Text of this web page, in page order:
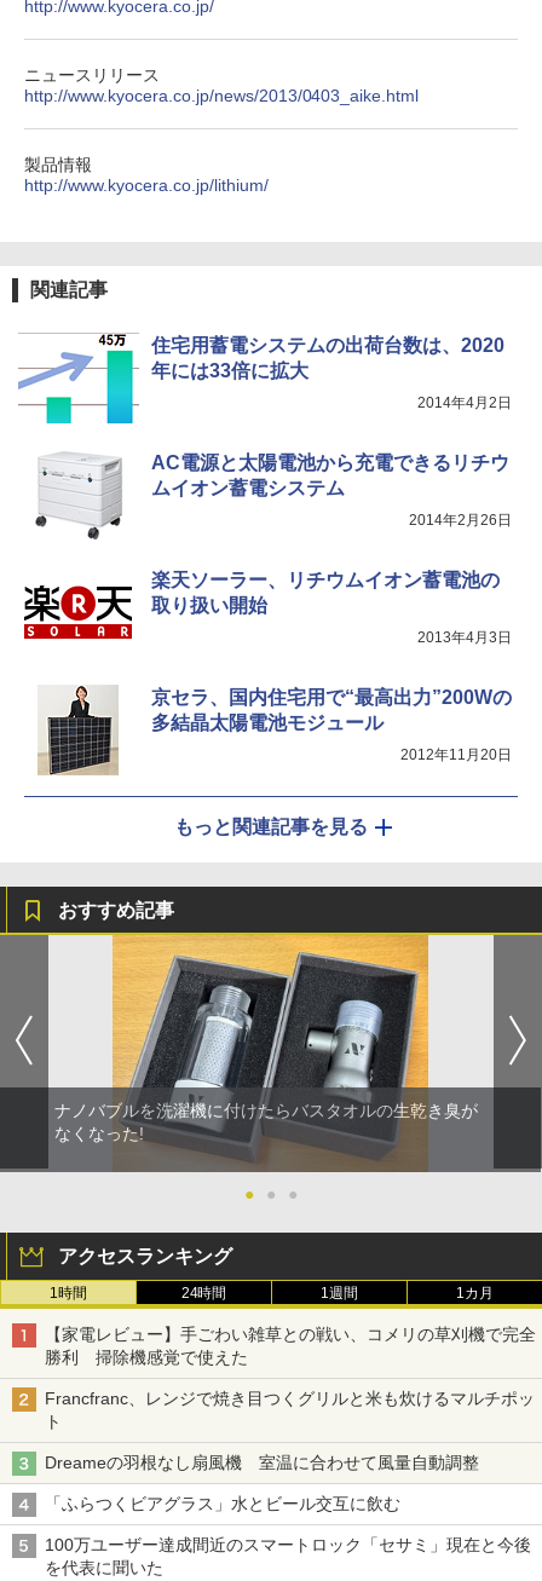
http://www.kyocera.co.jp/
ニュースリリース
http://www.kyocera.co.jp/news/2013/0403_aike.html
製品情報
http://www.kyocera.co.jp/lithium/
関連記事
住宅用蓄電システムの出荷台数は、2020
年には33倍に拡大
2014年4月2日
AC電源と太陽電池から充電できるリチウ
ムイオン蓄電システム
2014年2月26日
楽天ソーラー、リチウムイオン蓄電池の
取り扱い開始
2013年4月3日
京セラ、国内住宅用で“最高出力”200Wの
多結晶太陽電池モジュール
2012年11月20日
もっと関連記事を見る
おすすめ記事
ナノバブルを洗濯機に付けたらバスタオルの生乾き臭が
なくなった!
● ● ●
アクセスランキング
1時間 24時間 1週間 1カ月
【家電レビュー】手ごわい雑草との戦い、コメリの草刈機で完全
勝利 掃除機感覚で使えた
Francfranc、レンジで焼き目つくグリルと米も炊けるマルチポッ
ト
Dreameの羽根なし扇風機 室温に合わせて風量自動調整
「ふらつくビアグラス」水とビール交互に飲む
100万ユーザー達成間近のスマートロック「セサミ」現在と今後
を代表に聞いた